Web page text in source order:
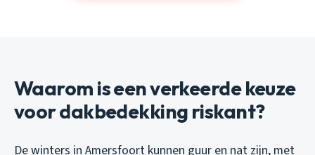
Waarom is een verkeerde keuze
voor dakbedekking riskant?
De winters in Amersfoort kunnen guur en nat zijn, met